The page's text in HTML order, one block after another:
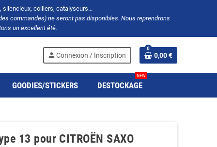
silencieux, colliers, catalyseurs...
commandes) ne seront pas disponibles. Nous reprendrons
un excellent été.
person Connexion / Inscription
0
0,00 €
GOODIES/STICKERS DESTOCKAGE
NEW
13 pour CITROËN SAXO